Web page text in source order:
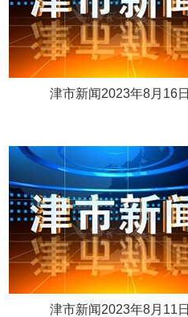
津市新闻2023年8月16日
津市新闻2023年8月11日